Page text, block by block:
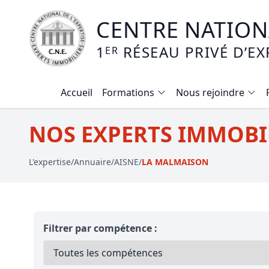
CENTRE
1 ER RÉSEAU PRIVÉ
Accueil
Formations
Formation expertise immobilière /
Expertise local commercial
Mise en copropriété
Expertise terrains agricoles,
Nous rejoindre
NOS EXPERTS
L'expertise/Annuaire/AISNE/LA MALMAISON
Filtrer par compétence :